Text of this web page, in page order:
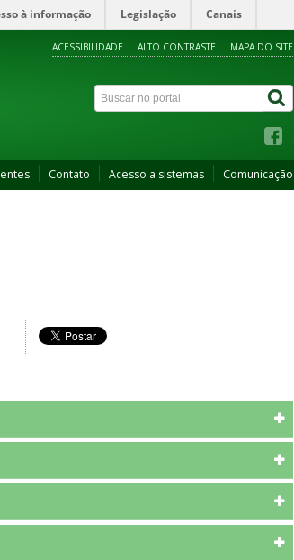
à informação Legislação Canais
ACESSIBILIDADE ALTO CONTRASTE MAPA DO SITE
Contato Acesso a sistemas Comunicação